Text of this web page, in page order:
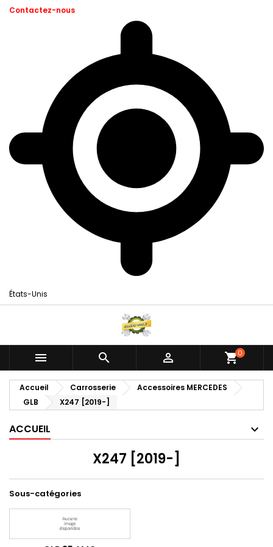
Contactez-nous
États-Unis
   shopping_cart0
Accueil Carrosserie
Accessoires MERCEDES
GLB
X247 [2019-]
ACCUEIL
X247 [2019-]
Sous-catégories